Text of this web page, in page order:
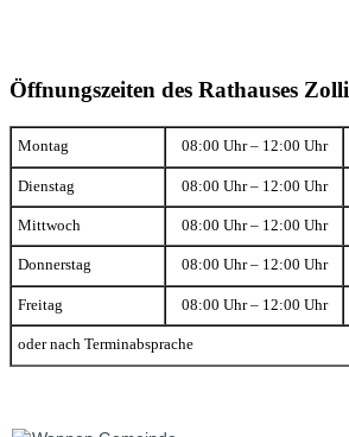
Öffnungszeiten des Rathauses
Montag 08:00 Uhr – 12:00 Uhr
Dienstag 08:00 Uhr – 12:00 Uhr
Mittwoch 08:00 Uhr – 12:00 Uhr
Donnerstag 08:00 Uhr – 12:00 Uhr
Freitag 08:00 Uhr – 12:00 Uhr
oder nach Terminabsprache